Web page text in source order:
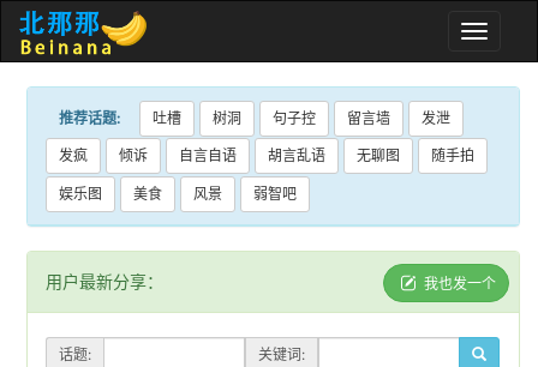
Toggle
推荐话题: 吐槽 树洞 句子控 留言墙 发泄
发疯 倾诉 自言自语 胡言乱语 无聊图 随手拍
娱乐图 美食 风景 弱智吧
用户最新分享： 我也发一个
话题: 关键词: